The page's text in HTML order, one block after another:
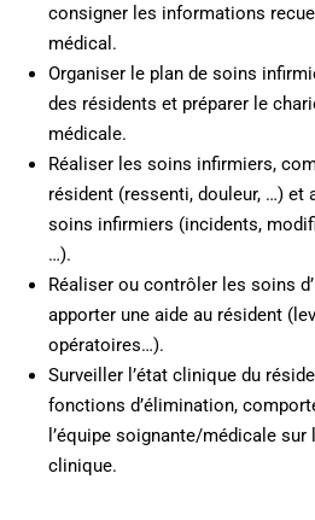
consigner les informations
médical.
Organiser le plan de soins
des résidents et préparer le
médicale.
Réaliser les soins infirmiers,
résident (ressenti, douleur, …) et
soins infirmiers (incidents,
…).
Réaliser ou contrôler les soins
apporter une aide au résident
opératoires…).
Surveiller l’état clinique du
fonctions d’élimination,
l’équipe soignante/médicale sur
clinique.